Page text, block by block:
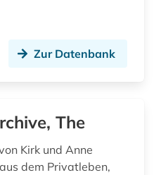
geschichte 1815-1914 (1)
geschichte 1830-1945 (1)
geschichte 1832-1978 (1)
Zur Datenbank
The
Kirk und Anne
dem Privatleben,